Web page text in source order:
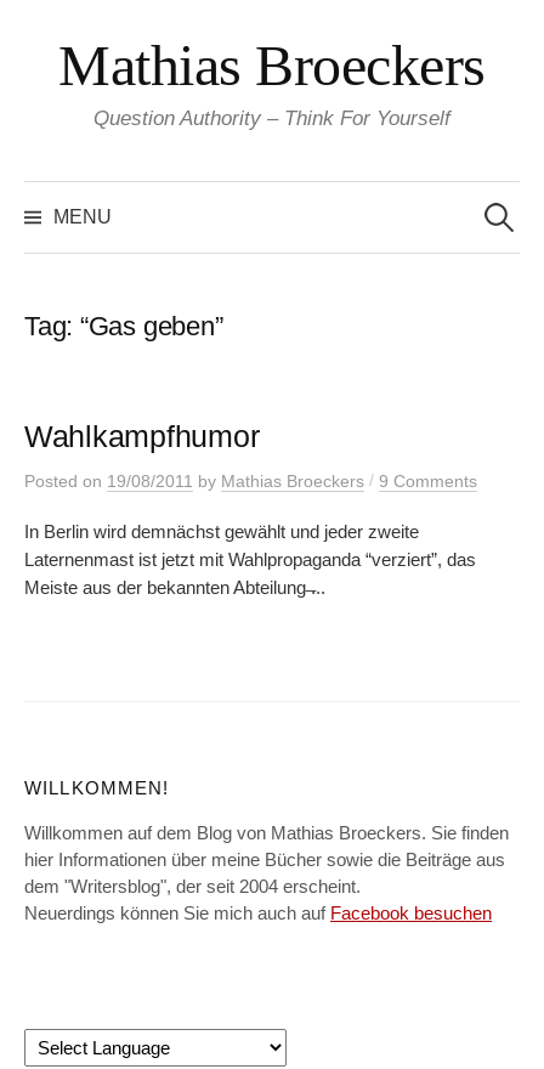
content
Mathias Broeckers
Question Authority – Think For Yourself
MENU
for:
Tag: “Gas geben”
Wahlkampfhumor
Posted on 19/08/2011 by Mathias Broeckers / 9 Comments
In Berlin wird demnächst gewählt und jeder zweite
Laternenmast ist jetzt mit Wahlpropaganda “verziert”, das
Meiste aus der bekannten Abteilung ̶...
WILLKOMMEN!
Willkommen auf dem Blog von Mathias Broeckers. Sie finden
hier Informationen über meine Bücher sowie die Beiträge aus
dem "Writersblog", der seit 2004 erscheint.
Neuerdings können Sie mich auch auf Facebook besuchen